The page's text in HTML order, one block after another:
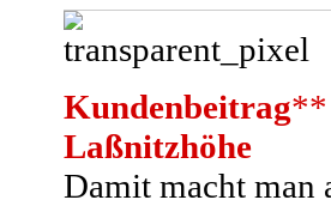
Kundenbeitrag**
Laßnitzhöhe
Damit macht man